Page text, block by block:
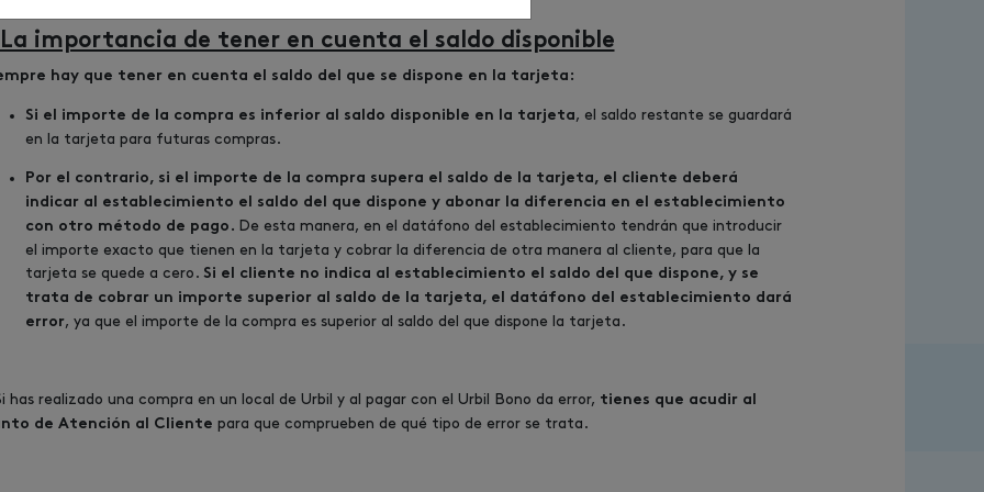
importancia de tener en cuenta el saldo disponible
hay que tener en cuenta el saldo del que se dispone en la tarjeta:
Si el importe de la compra es inferior al saldo disponible en la tarjeta, el saldo restante se guardará
en la tarjeta para futuras compras.
Por el contrario, si el importe de la compra supera el saldo de la tarjeta, el cliente deberá
indicar al establecimiento el saldo del que dispone y abonar la diferencia en el establecimiento
con otro método de pago. De esta manera, en el datáfono del establecimiento tendrán que introducir
el importe exacto que tienen en la tarjeta y cobrar la diferencia de otra manera al cliente, para que la
tarjeta se quede a cero. Si el cliente no indica al establecimiento el saldo del que dispone, y se
trata de cobrar un importe superior al saldo de la tarjeta, el datáfono del establecimiento dará
error, ya que el importe de la compra es superior al saldo del que dispone la tarjeta.
has realizado una compra en un local de Urbil y al pagar con el Urbil Bono da error, tienes que acudir al
de Atención al Cliente para que comprueben de qué tipo de error se trata.